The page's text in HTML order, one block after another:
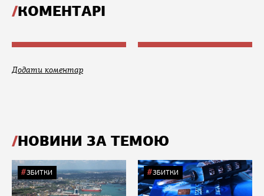
КОМЕНТАРІ
Додати коментар
НОВИНИ ЗА ТЕМОЮ
ЗБИТКИ ЗБИТКИ